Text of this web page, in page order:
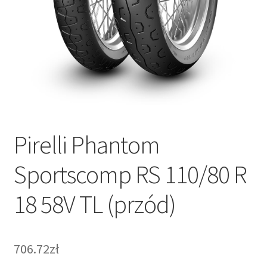
Pirelli Phantom
Sportscomp RS 110/80 R
18 58V TL (przód)
706.72zł